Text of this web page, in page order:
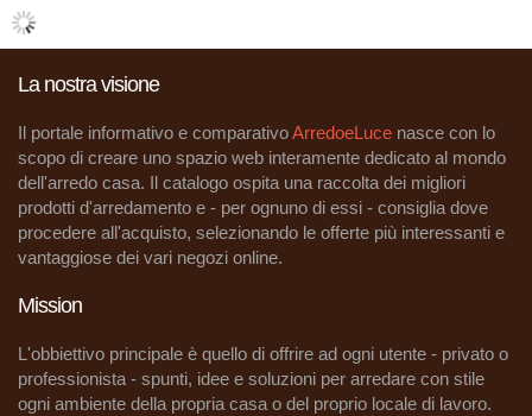
La nostra visione
Il portale informativo e comparativoArredoeLuce nasce con lo
scopo di creare uno spazio web interamente dedicato al mondo
dell'arredo casa. Il catalogo ospita una raccolta dei migliori
prodotti d'arredamento e - per ognuno di essi - consiglia dove
procedere all'acquisto, selezionando le offerte più interessanti e
vantaggiose dei vari negozi online.
Mission
L'obbiettivo principale è quello di offrire ad ogni utente - privato o
professionista - spunti, idee e soluzioni per arredare con stile
ogni ambiente della propria casa o del proprio locale di lavoro.